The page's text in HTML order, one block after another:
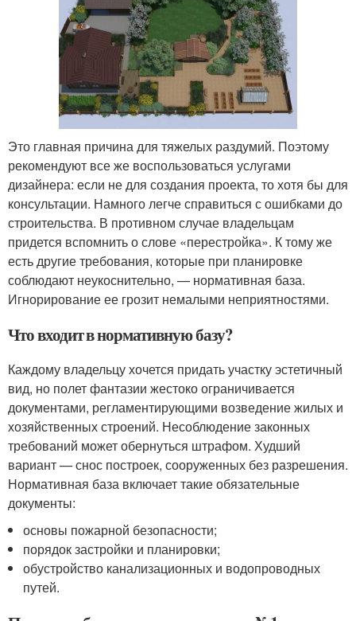
Это главная причина для тяжелых раздумий. Поэтому
рекомендуют все же воспользоваться услугами
дизайнера: если не для создания проекта, то хотя бы для
консультации. Намного легче справиться с ошибками до
строительства. В противном случае владельцам
придется вспомнить о слове «перестройка». К тому же
есть другие требования, которые при планировке
соблюдают неукоснительно, — нормативная база.
Игнорирование ее грозит немалыми неприятностями.
Что входит в нормативную базу?
Каждому владельцу хочется придать участку эстетичный
вид, но полет фантазии жестоко ограничивается
документами, регламентирующими возведение жилых и
хозяйственных строений. Несоблюдение законных
требований может обернуться штрафом. Худший
вариант — снос построек, сооруженных без разрешения.
Нормативная база включает такие обязательные
документы:
основы пожарной безопасности;
порядок застройки и планировки;
обустройство канализационных и водопроводных
путей.